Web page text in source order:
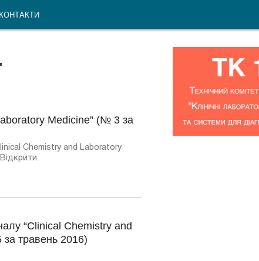
КОНТАКТИ
Medicine” (№ 3 за
Chemistry and Laboratory
“Clinical Chemistry and
травень 2016)